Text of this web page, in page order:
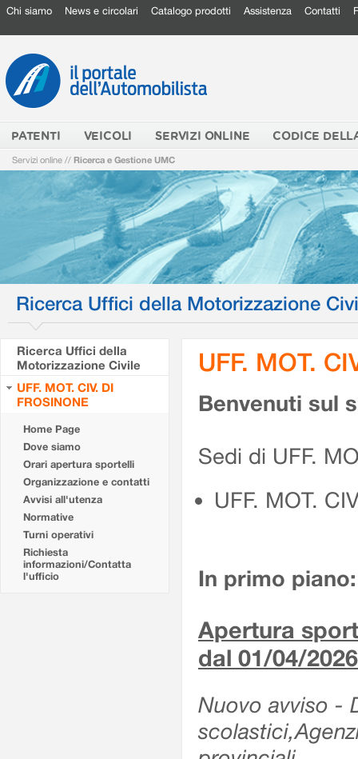
Chi siamo News e circolari Catalogo prodotti Assistenza Contatti
PATENTI VEICOLI SERVIZI ONLINE CODICE
Servizi online // Ricerca e Gestione UMC
Ricerca Uffici della Motorizzazione
Ricerca Uffici della
Motorizzazione Civile
UFF. MOT. CIV. DI
FROSINONE
Home Page
Dove siamo
Orari apertura sportelli
Organizzazione e contatti
Avvisi all'utenza
Normative
Turni operativi
Richiesta
informazioni/Contatta
l'ufficio
UFF. MOT.
Benvenuti sul
Sedi di UFF.
UFF. MOT.
In primo piano:
Apertura
dal 01/04/2026
Nuovo avviso -